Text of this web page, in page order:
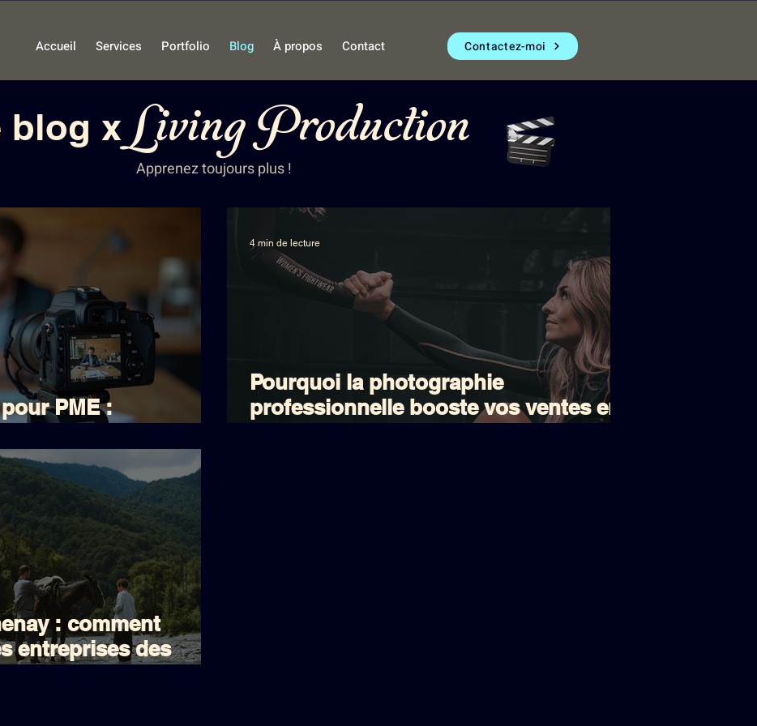
Accueil Services Portfolio Blog À propos Contact Contactez-moi
Apprenez toujours plus !
blog x Living Production
PME :
Pourquoi la photographie
professionnelle booste vos ventes en
4 min de lecture
: comment
entreprises des